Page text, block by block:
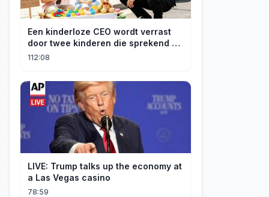
Een kinderloze CEO wordt verrast
door twee kinderen die sprekend op
hem lijken en is geschokt: Wie zijn
112:08
LIVE: Trump talks up the economy at
a Las Vegas casino
78:59